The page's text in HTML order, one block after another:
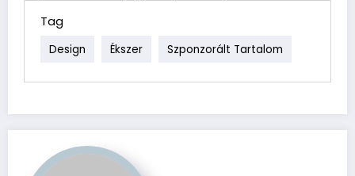
Tag
Design Ékszer Szponzorált Tartalom